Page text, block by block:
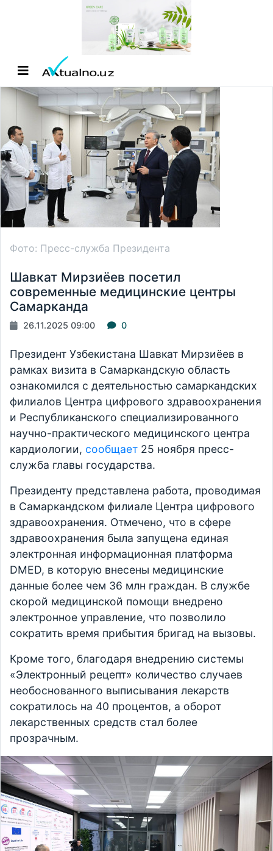
Фото: Пресс-служба Президента
Шавкат Мирзиёев посетил
современные медицинские центры
Самарканда
26.11.2025 09:00 0
Президент Узбекистана Шавкат Мирзиёев в
рамках визита в Самаркандскую область
ознакомился с деятельностью самаркандских
филиалов Центра цифрового здравоохранения
и Республиканского специализированного
научно-практического медицинского центра
кардиологии, сообщает 25 ноября пресс-
служба главы государства.
Президенту представлена работа, проводимая
в Самаркандском филиале Центра цифрового
здравоохранения. Отмечено, что в сфере
здравоохранения была запущена единая
электронная информационная платформа
DMED, в которую внесены медицинские
данные более чем 36 млн граждан. В службе
скорой медицинской помощи внедрено
электронное управление, что позволило
сократить время прибытия бригад на вызовы.
Кроме того, благодаря внедрению системы
«Электронный рецепт» количество случаев
необоснованного выписывания лекарств
сократилось на 40 процентов, а оборот
лекарственных средств стал более
прозрачным.